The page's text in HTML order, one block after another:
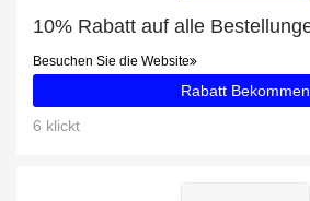
Besuchen Sie die Website
Rabatt Bekommen
6 klickt